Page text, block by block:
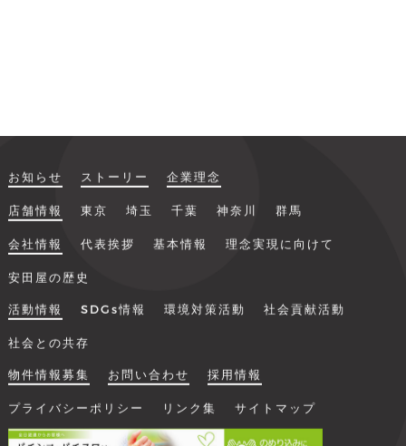
お知らせ ストーリー 企業理念
店舗情報 東京 埼玉 千葉 神奈川 群馬
会社情報 代表挨拶 基本情報 理念実現に向けて
安田屋の歴史
活動情報 SDGs情報 環境対策活動 社会貢献活動
社会との共存
物件情報募集 お問い合わせ 採用情報
プライバシーポリシー リンク集 サイトマップ